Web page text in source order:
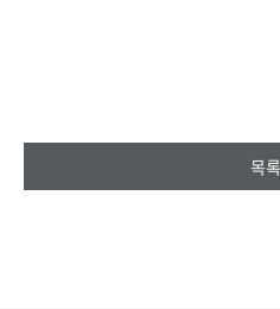
목록